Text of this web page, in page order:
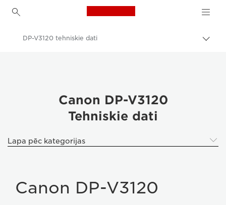
Canon Logo, back to
DP-V3120 4K UHD video displejs
DP-V3120 tehniskie dati
Canon DP-V3120
Tehniskie dati
Lapa pēc kategorijas
Canon DP-V3120